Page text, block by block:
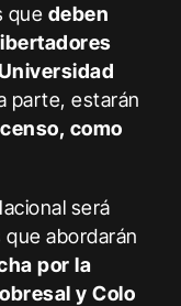
que deben
parte, estarán
como
será
abordarán
por la
y Colo